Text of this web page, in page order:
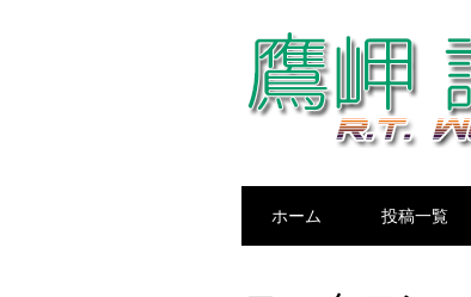
Main menu
ホーム 投稿一覧